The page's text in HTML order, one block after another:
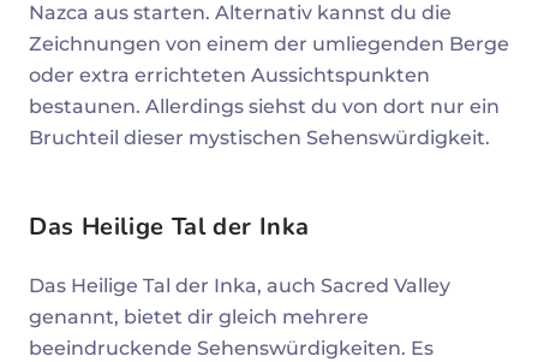
Nazca aus starten. Alternativ kannst du die
Zeichnungen von einem der umliegenden Berge
oder extra errichteten Aussichtspunkten
bestaunen. Allerdings siehst du von dort nur ein
Bruchteil dieser mystischen Sehenswürdigkeit.
Das Heilige Tal der Inka
Das Heilige Tal der Inka, auch Sacred Valley
genannt, bietet dir gleich mehrere
beeindruckende Sehenswürdigkeiten. Es